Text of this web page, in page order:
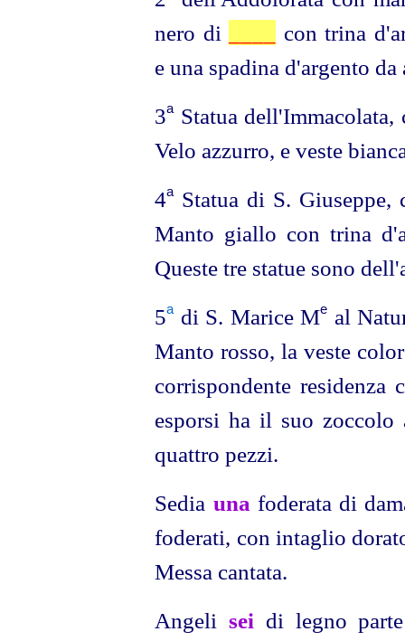
nero di
con trina
e una spadina d'argento
3aStatua
Velo azzurro, e veste
4aStatua di S. Giuseppe,
Manto giallo con trina
Queste tre statue sono
5adi S. Marice Me al
Manto rosso, la veste
corrispondente residenza
esporsi ha il suo
quattro pezzi.
Sedia una foderata di
foderati, con intaglio
Messa cantata.
Angelisei di legno